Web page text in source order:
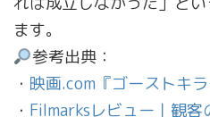
ます。
参考出典：
・ 映画.com『ゴーストキラ
・ Filmarksレビュー｜観